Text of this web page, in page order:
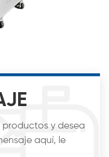
productos y desea
aquí, le